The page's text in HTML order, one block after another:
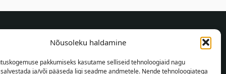
Nõusoleku haldamine
pakkumiseks kasutame selliseid tehnoloogiaid nagu
ja/või pääseda ligi seadme andmetele. Nende tehnoloogiatega
TEAVE OSTJALE
Tarnetingimused